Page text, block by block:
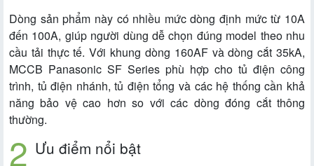
Dòng sản phẩm này có nhiều mức dòng định mức từ 10A
đến 100A, giúp người dùng dễ chọn đúng model theo nhu
cầu tải thực tế. Với khung dòng 160AF và dòng cắt 35kA,
MCCB Panasonic SF Series phù hợp cho tủ điện công
trình, tủ điện nhánh, tủ điện tổng và các hệ thống cần khả
năng bảo vệ cao hơn so với các dòng đóng cắt thông
thường.
Ưu điểm nổi bật